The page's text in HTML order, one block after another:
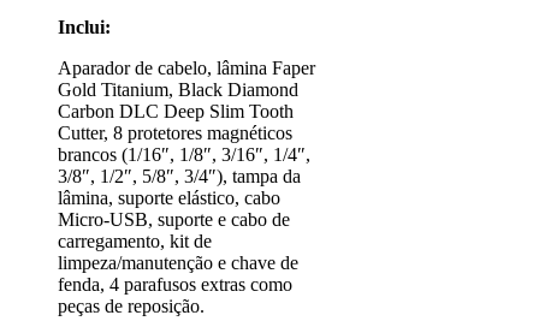
Inclui:
Aparador de cabelo, lâmina Faper
Gold Titanium, Black Diamond
Carbon DLC Deep Slim Tooth
Cutter, 8 protetores magnéticos
brancos (1/16″, 1/8″, 3/16″, 1/4″,
3/8″, 1/2″, 5/8″, 3/4″), tampa da
lâmina, suporte elástico, cabo
Micro-USB, suporte e cabo de
carregamento, kit de
limpeza/manutenção e chave de
fenda, 4 parafusos extras como
peças de reposição.